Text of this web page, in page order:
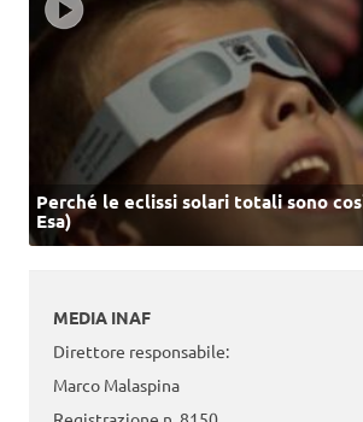
Perché le eclissi solari totali sono
Esa)
MEDIA INAF
Direttore responsabile:
Marco Malaspina